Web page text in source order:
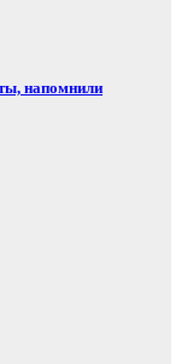
напомнили